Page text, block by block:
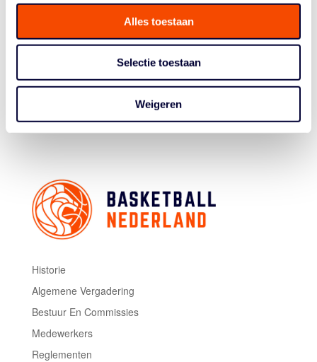
Alles toestaan
Selectie toestaan
Weigeren
hoofdstuk. Iets wat voor hem al vast stond. “Nu ik nog
kan altijd nog terugkomen naar Nederland”, zegt
Als alles goed gaat, vertrekt Lutterman in augustus naar
Hveragerði. “Ik heb er gewoon enorm veel zin. Ik wil
weer op het veld staan.”
Historie
Algemene Vergadering
Bestuur En Commissies
Medewerkers
Reglementen